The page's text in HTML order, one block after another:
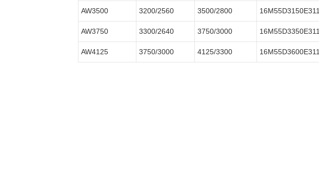
AW3500 3200/2560 3500/2800 16M55D3150E311
AW3750 3300/2640 3750/3000 16M55D3350E311
AW4125 3750/3000 4125/3300 16M55D3600E311